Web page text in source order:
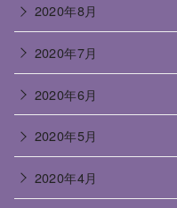
2020年8月
2020年7月
2020年6月
2020年5月
2020年4月